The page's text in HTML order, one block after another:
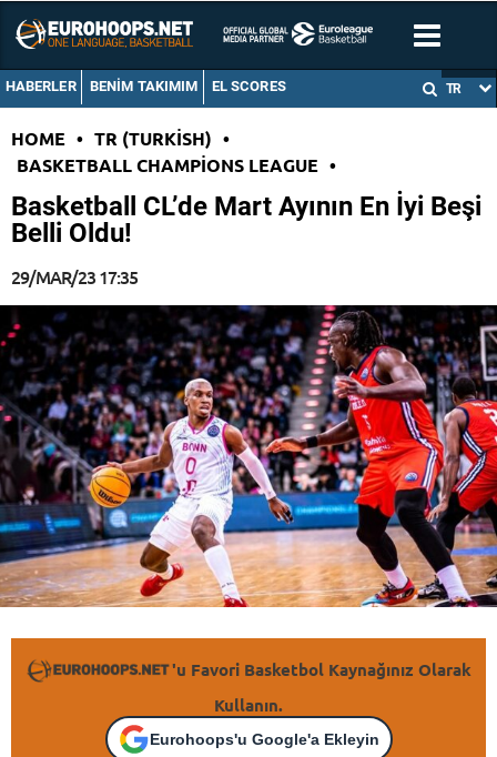
HABERLER BENIM TAKIMIM EL SCORES TR
HOME • TR (TURKISH) •
BASKETBALL CHAMPIONS LEAGUE •
Basketball CL’de Mart Ayının En İyi Beşi
Belli Oldu!
29/MAR/23 17:35
'u Favori Basketbol Kaynağınız Olarak
Kullanın.
Eurohoops'u Google'a Ekleyin